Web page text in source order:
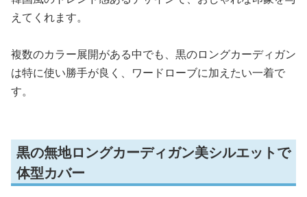
えてくれます。
複数のカラー展開がある中でも、黒のロングカーディガン
は特に使い勝手が良く、ワードローブに加えたい一着で
す。
黒の無地ロングカーディガン美シルエットで
体型カバー